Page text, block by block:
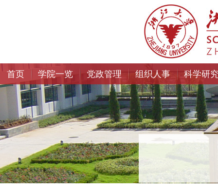
首页 学院一览 党政管理 组织人事 科学研